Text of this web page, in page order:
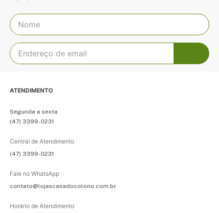
ATENDIMENTO
Segunda a sexta
(47) 3399-0231
Central de Atendimento
(47) 3399-0231
Fale no WhatsApp
contato@lojascasadocolono.com.br
Horário de Atendimento